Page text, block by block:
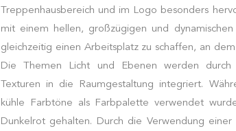
Treppenhausbereich und im Logo besonders
mit einem hellen, großzügigen und
gleichzeitig einen Arbeitsplatz zu schaffen, an
Die Themen Licht und Ebenen werden durch
Texturen in die Raumgestaltung integriert.
kühle Farbtöne als Farbpalette verwendet
Dunkelrot gehalten. Durch die Verwendung